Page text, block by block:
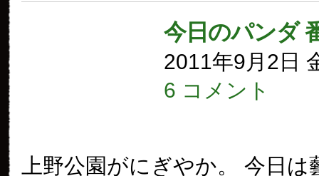
今日のパンダ
2011年9月2日
6 コメント
上野公園がにぎやか。 今日は